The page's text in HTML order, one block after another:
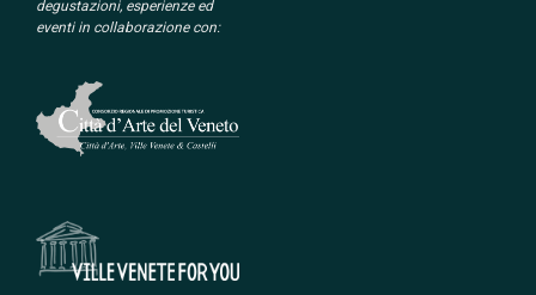
degustazioni, esperienze ed
eventi in collaborazione con: